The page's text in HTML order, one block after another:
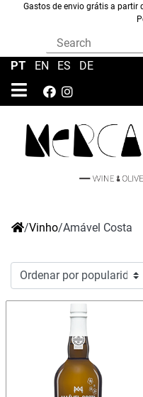
Gastos de envio grátis a partir
PT EN ES DE
/Vinho/Amável Costa